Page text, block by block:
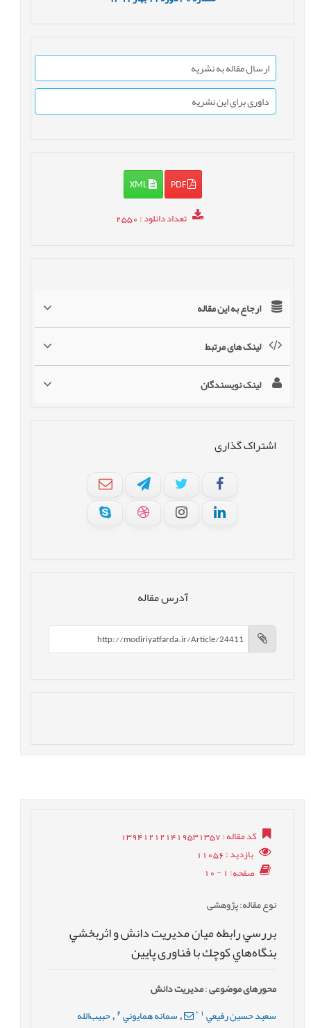
ارسال مقاله به نشریه
داوری برای این نشریه
PDF
XML
تعداد دانلود: 2550
ارجاع به این مقاله
لینک های مرتبط
لینک نویسندگان
اشتراک گذاری
آدرس مقاله
کد مقاله: 139412121419531357
بازدید: 11056
صفحه: 1 - 10
نوع مقاله: پژوهشی
بررسي رابطه ميان مديريت دانش و اثربخشي
بنگاه‌هاي كوچك با فناوری پايين
محورهای موضوعی:مدیریت دانش
سعيد حسين رفيعي *
,سمانه همايوني 2
, حبيب‌الله